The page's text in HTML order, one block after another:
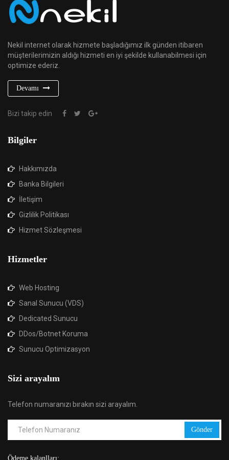
Nekil internet olarak hizmete başladığımız ilk günden itibaren
müşterilerimizin aldığı hizmeti en iyi şekilde kullanabilmesi için
optimize ederiz.
Devamı
Bizi takip edin
Bilgiler
Hakkımızda
Banka Bilgileri
İletişim
Gizlilik Politikası
Hizmet Sözleşmesi
Hizmetler
Web Hosting
Sanal Sunucu (VDS)
Dedicated Sunucu
DDos/Botnet Koruma
Sunucu Optimizasyon
Sizi arayalım
Telefon numaranızı bırakın sizi arayalım.
Gönder
Ödeme kalanlları: